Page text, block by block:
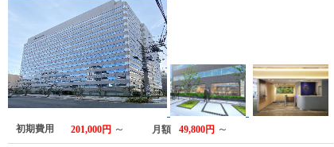
初期費用 201,000円 ～ 月額 49,800円 ～